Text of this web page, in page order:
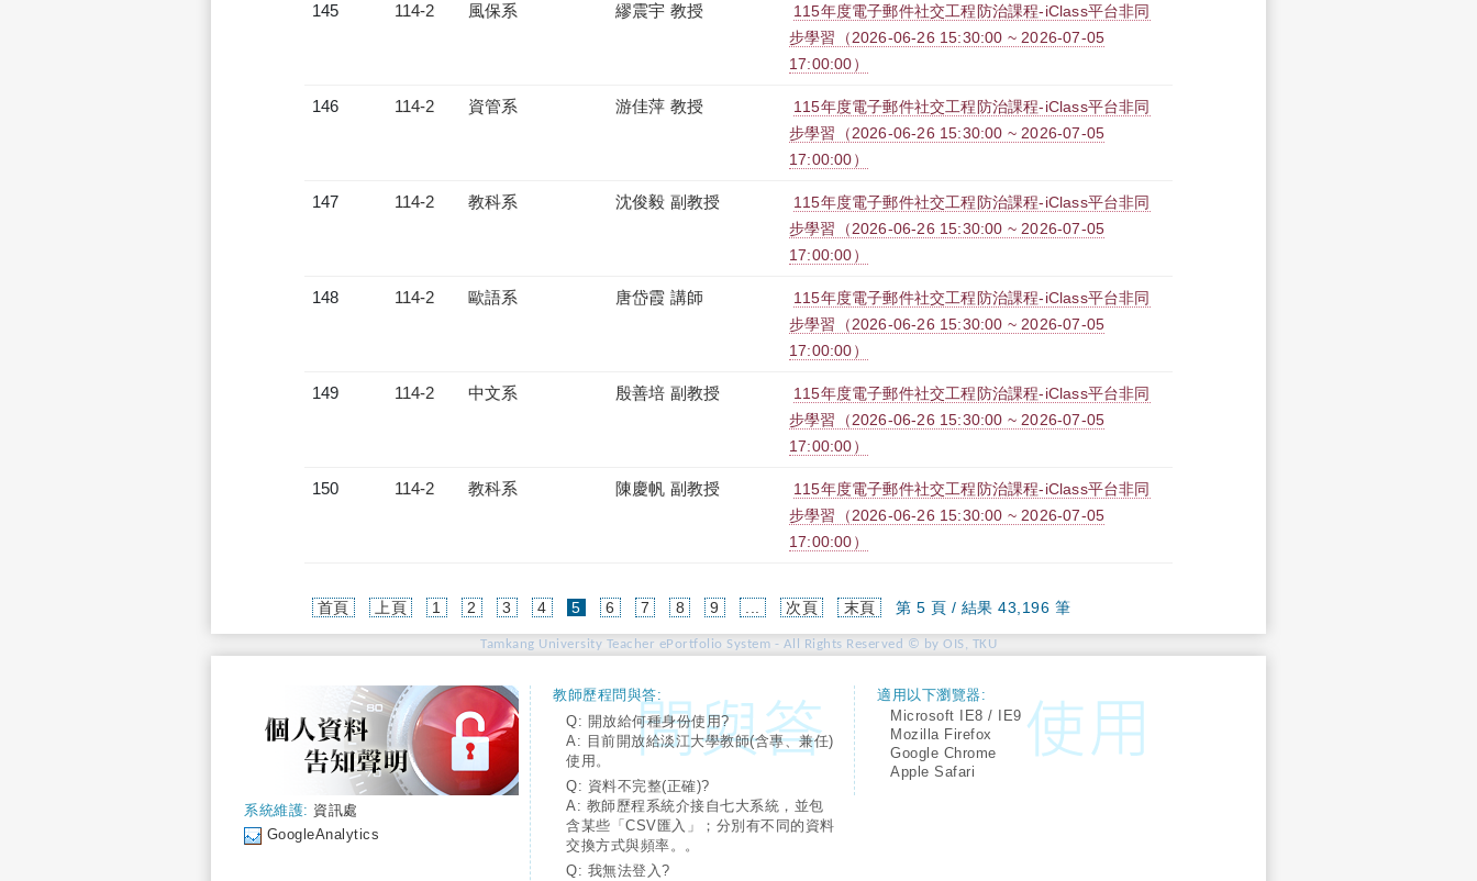
145 114-2 風保系 繆震宇 教授
115年度電子郵件社交工程防治課程-iClass平台非同
步學習（2026-06-26 15:30:00 ~ 2026-07-05
17:00:00）
146 114-2 資管系 游佳萍 教授
115年度電子郵件社交工程防治課程-iClass平台非同
步學習（2026-06-26 15:30:00 ~ 2026-07-05
17:00:00）
147 114-2 教科系 沈俊毅 副教授
115年度電子郵件社交工程防治課程-iClass平台非同
步學習（2026-06-26 15:30:00 ~ 2026-07-05
17:00:00）
148 114-2 歐語系 唐岱霞 講師
115年度電子郵件社交工程防治課程-iClass平台非同
步學習（2026-06-26 15:30:00 ~ 2026-07-05
17:00:00）
149 114-2 中文系 殷善培 副教授
115年度電子郵件社交工程防治課程-iClass平台非同
步學習（2026-06-26 15:30:00 ~ 2026-07-05
17:00:00）
150 114-2 教科系 陳慶帆 副教授
115年度電子郵件社交工程防治課程-iClass平台非同
步學習（2026-06-26 15:30:00 ~ 2026-07-05
17:00:00）
首頁 上頁 1 2 3 4 5(current)
6 7 8 9 次頁 末頁 第 5 頁 / 結果 43,196 筆
Tamkang University Teacher ePortfolio System - All Rights Reserved © by OIS, TKU
系統維護: 資訊處
GoogleAnalytics
教師歷程問與答:
Q: 開放給何種身份使用?
A: 目前開放給淡江大學教師(含專、兼任)
使用。
Q: 資料不完整(正確)?
A: 教師歷程系統介接自七大系統，並包
含某些「CSV匯入」；分別有不同的資料
交換方式與頻率。。
Q: 我無法登入?
適用以下瀏覽器:
Microsoft IE8 / IE9
Mozilla Firefox
Google Chrome
Apple Safari